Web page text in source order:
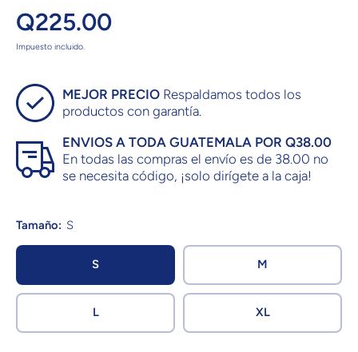
Q225.00
Impuesto incluido.
MEJOR PRECIO Respaldamos todos los
productos con garantía.
ENVIOS A TODA GUATEMALA POR Q38.00
En todas las compras el envío es de 38.00 no
se necesita código, ¡solo dirígete a la caja!
Tamaño: S
S M
L XL